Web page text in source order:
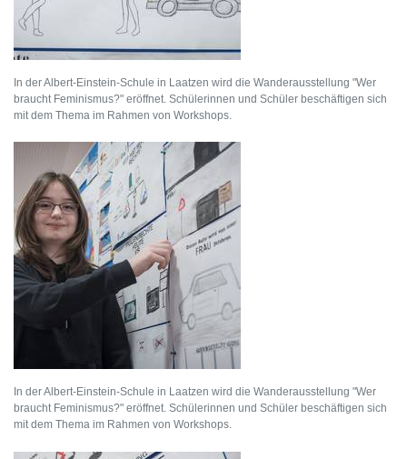
In der Albert-Einstein-Schule in Laatzen wird die Wanderausstellung "Wer
braucht Feminismus?" eröffnet. Schülerinnen und Schüler beschäftigen sich
mit dem Thema im Rahmen von Workshops.
In der Albert-Einstein-Schule in Laatzen wird die Wanderausstellung "Wer
braucht Feminismus?" eröffnet. Schülerinnen und Schüler beschäftigen sich
mit dem Thema im Rahmen von Workshops.